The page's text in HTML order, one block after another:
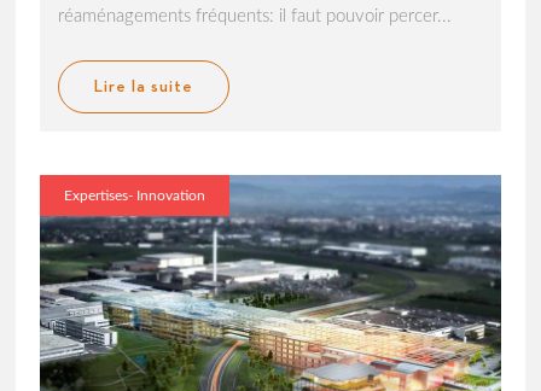
réaménagements fréquents: il faut pouvoir percer...
Lire la suite
Expertises- Innovation